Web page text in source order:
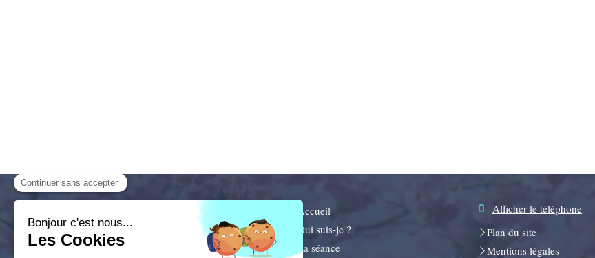
Cabinet facilement accessible depuis
Beaune, Châtenoy-le-Royal, Chalon-
sur-Saône, Saint-Rémy, Saint-Marcel,
Accueil
Qui suis-je ?
La séance
Afficher le téléphone
Plan du site
Mentions légales